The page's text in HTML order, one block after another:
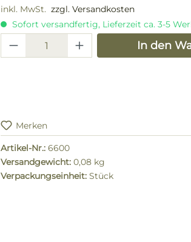
inkl. MwSt. zzgl. Versandkosten
Sofort versandfertig, Lieferzeit ca. 3-5
Produkt Anzahl: GibIn den
Merken
Artikel-Nr.: 6600
Versandgewicht: 0,08 kg
Verpackungseinheit: Stück